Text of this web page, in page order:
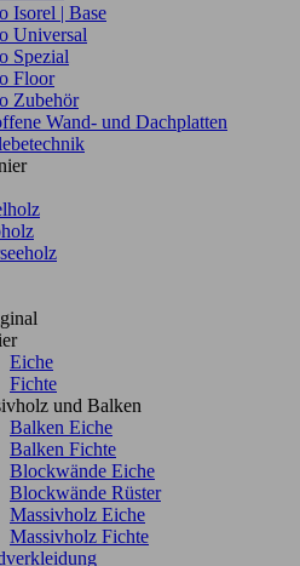
Isorel | Base
Universal
Spezial
Floor
Zubehör
Wand- und Dachplatten
Eiche
Fichte
und Balken
Balken Eiche
Balken Fichte
Blockwände Eiche
Blockwände Rüster
Massivholz Eiche
Massivholz Fichte